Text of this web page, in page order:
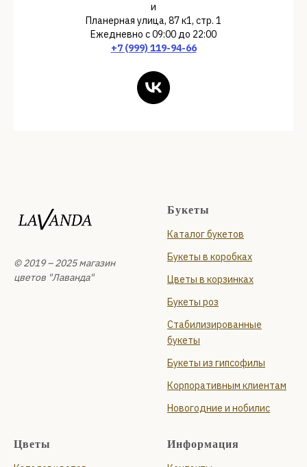
и
Планерная улица, 87 к1, стр. 1
Ежедневно с 09:00 до 22:00
+7 (999) 119-94-66
© 2019 – 2025 магазин
цветов "Лаванда"
Букеты
Каталог букетов
Букеты в коробках
Цветы в корзинках
Букеты роз
Стабилизированные
букеты
Букеты из гипсофилы
Корпоративным клиентам
Новогодние и нобилис
Цветы Информация